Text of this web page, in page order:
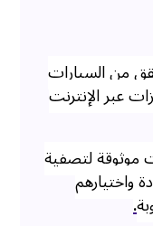
من السيارات
عبر الإنترنت
لتصفية
واختيارهم
.